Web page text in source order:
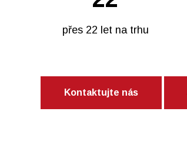
přes 22 let na trhu
Kontaktujte nás